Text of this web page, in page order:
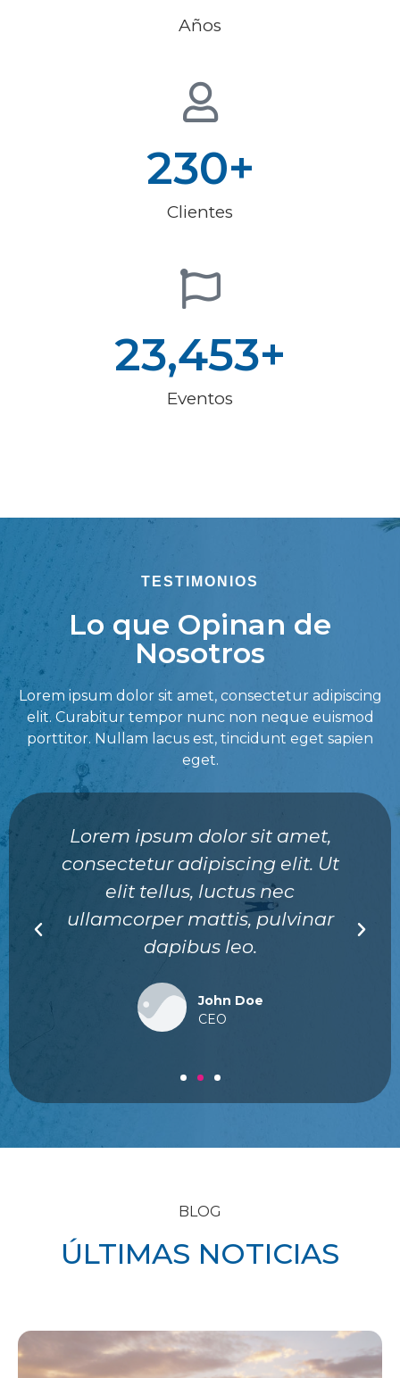
Años
230+
Clientes
23,453+
Eventos
TESTIMONIOS
Lo que Opinan de
Nosotros
Lorem ipsum dolor sit amet, consectetur adipiscing
elit. Curabitur tempor nunc non neque euismod
porttitor. Nullam lacus est, tincidunt eget sapien
eget.
Lorem ipsum dolor sit amet,
consectetur adipiscing elit. Ut
elit tellus, luctus nec
ullamcorper mattis, pulvinar
dapibus leo.
John Doe
CEO
BLOG
ÚLTIMAS NOTICIAS